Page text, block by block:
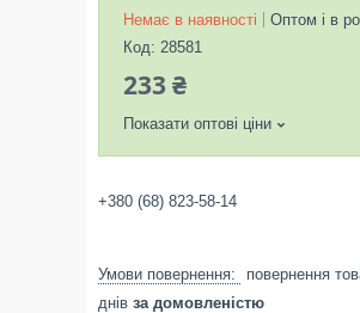
Немає в наявності
Оптом і в
Код: 28581
233 ₴
Показати оптові ціни
+380 (68) 823-58-14
повернення
днів за домовленістю